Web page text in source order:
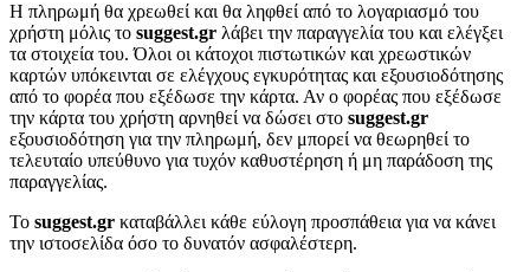
Η πληρωμή θα χρεωθεί και θα ληφθεί από το λογαριασμό του
χρήστη μόλις το suggest.gr λάβει την παραγγελία του και ελέγξει
τα στοιχεία του. Όλοι οι κάτοχοι πιστωτικών και χρεωστικών
καρτών υπόκεινται σε ελέγχους εγκυρότητας και εξουσιοδότησης
από το φορέα που εξέδωσε την κάρτα. Αν ο φορέας που εξέδωσε
την κάρτα του χρήστη αρνηθεί να δώσει στο suggest.gr
εξουσιοδότηση για την πληρωμή, δεν μπορεί να θεωρηθεί το
τελευταίο υπεύθυνο για τυχόν καθυστέρηση ή μη παράδοση της
παραγγελίας.
Το suggest.gr καταβάλλει κάθε εύλογη προσπάθεια για να κάνει
την ιστοσελίδα όσο το δυνατόν ασφαλέστερη.